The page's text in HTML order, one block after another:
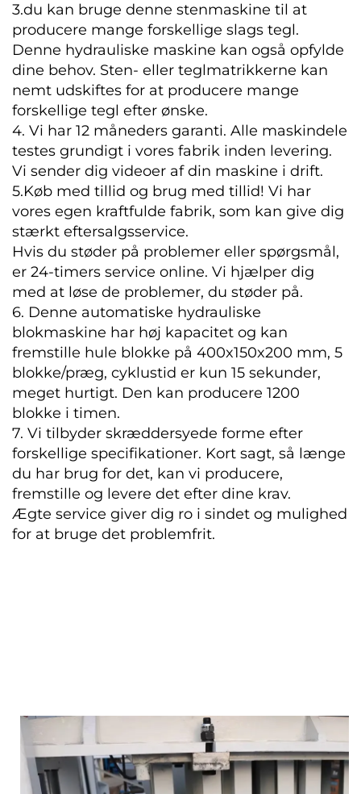
3.du kan bruge denne stenmaskine til at
producere mange forskellige slags tegl.
Denne hydrauliske maskine kan også opfylde
dine behov. Sten- eller teglmatrikkerne kan
nemt udskiftes for at producere mange
forskellige tegl efter ønske.
4. Vi har 12 måneders garanti. Alle maskindele
testes grundigt i vores fabrik inden levering.
Vi sender dig videoer af din maskine i drift.
5.Køb med tillid og brug med tillid! Vi har
vores egen kraftfulde fabrik, som kan give dig
stærkt eftersalgsservice.
Hvis du støder på problemer eller spørgsmål,
er 24-timers service online. Vi hjælper dig
med at løse de problemer, du støder på.
6. Denne automatiske hydrauliske
blokmaskine har høj kapacitet og kan
fremstille hule blokke på 400x150x200 mm, 5
blokke/præg, cyklustid er kun 15 sekunder,
meget hurtigt. Den kan producere 1200
blokke i timen.
7. Vi tilbyder skræddersyede forme efter
forskellige specifikationer. Kort sagt, så længe
du har brug for det, kan vi producere,
fremstille og levere det efter dine krav.
Ægte service giver dig ro i sindet og mulighed
for at bruge det problemfrit.